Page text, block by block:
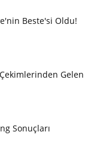
Beste'si Oldu!
Gelen
Sonuçları